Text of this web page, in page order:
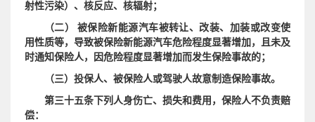
射性污染）、核反应、核辐射；
（二） 被保险新能源汽车被转让、改装、加装或改变使
用性质等，导致被保险新能源汽车危险程度显著增加，且未及
时通知保险人，因危险程度显著增加而发生保险事故的；
（三）投保人、被保险人或驾驶人故意制造保险事故。
第三十五条下列人身伤亡、损失和费用，保险人不负责赔
偿：